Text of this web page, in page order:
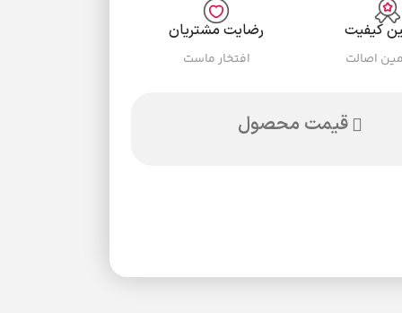
کیفیت
اصالت
رضایت مشتریان
افتخار ماست
قیمت محصول